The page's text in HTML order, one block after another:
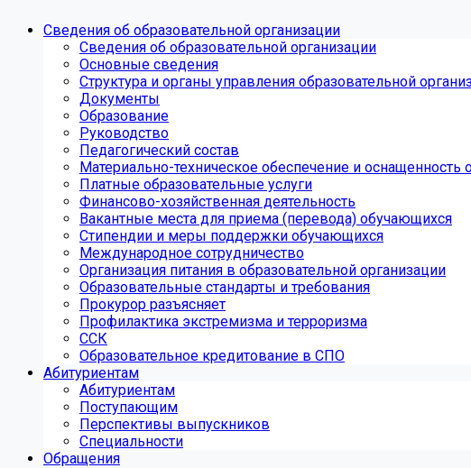
Сведения об образовательной организации
Сведения об образовательной организации
Основные сведения
Структура и органы управления образовательной
Документы
Образование
Руководство
Педагогический состав
Материально-техническое обеспечение и оснащенность
Платные образовательные услуги
Финансово-хозяйственная деятельность
Вакантные места для приема (перевода) обучающихся
Стипендии и меры поддержки обучающихся
Международное сотрудничество
Организация питания в образовательной организации
Образовательные стандарты и требования
Прокурор разъясняет
Профилактика экстремизма и терроризма
ССК
Образовательное кредитование в СПО
Абитуриентам
Абитуриентам
Поступающим
Перспективы выпускников
Специальности
Обращения